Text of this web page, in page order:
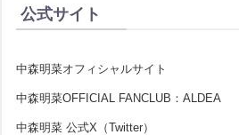
公式サイト
中森明菜オフィシャルサイト
中森明菜OFFICIAL FANCLUB：ALDEA
中森明菜 公式X（Twitter）